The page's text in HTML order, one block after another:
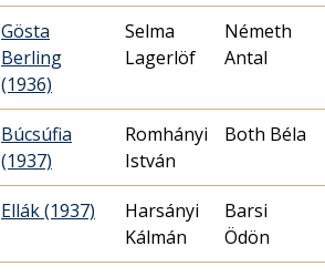
Gösta
Berling
(1936)
Selma
Lagerlöf
Németh
Antal
Búcsúfia
(1937)
Romhányi
István
Both Béla
Ellák (1937)
Harsányi
Kálmán
Barsi
Ödön